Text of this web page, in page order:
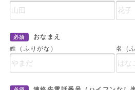
必須
おなまえ
姓（ふりがな）
名（